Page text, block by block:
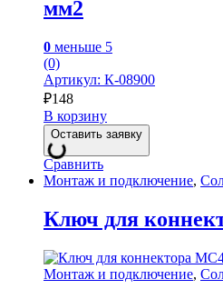
мм2
0 меньше 5
(0)
Артикул: К-08900
₽148
В корзину
Оставить заявку
Сравнить
Монтаж и подключение,
Ключ для
Монтаж и подключение,